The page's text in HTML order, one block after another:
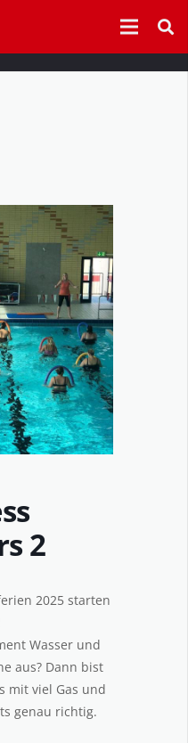
2
2025 starten
Wasser und
aus? Dann bist
mit viel Gas und
genau richtig.